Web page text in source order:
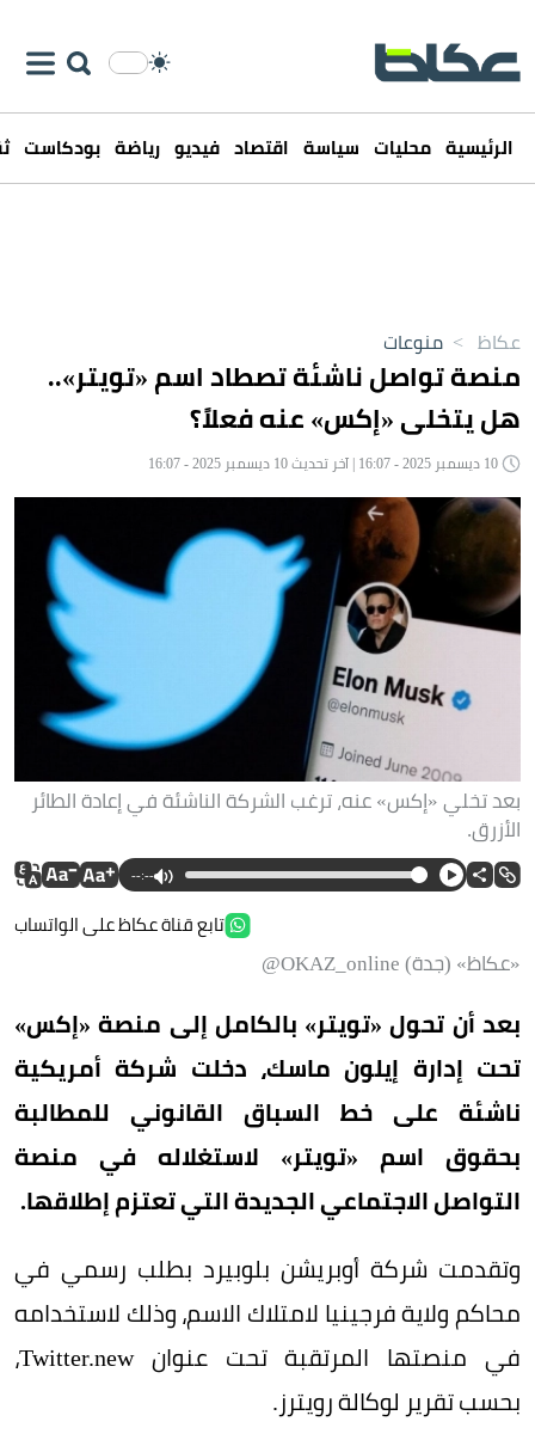
الرئيسية محليات سياسة اقتصاد فيديو رياضة بودكاست
عكاظ > منوعات
منصة تواصل ناشئة تصطاد اسم «تويتر»..
هل يتخلى «إكس» عنه فعلاً؟
بعد تخلي «إكس» عنه، ترغب الشركة الناشئة في إعادة الطائر
الأزرق.
--:--
تابع قناة عكاظ على الواتساب
«عكاظ» (جدة) OKAZ_online@
بعد أن تحول «تويتر» بالكامل إلى منصة «إكس»
تحت إدارة إيلون ماسك، دخلت شركة أمريكية
ناشئة على خط السباق القانوني للمطالبة
بحقوق اسم «تويتر» لاستغلاله في منصة
التواصل الاجتماعي الجديدة التي تعتزم إطلاقها.
وتقدمت شركة أوبريشن بلوبيرد بطلب رسمي في
محاكم ولاية فرجينيا لامتلاك الاسم، وذلك لاستخدامه
في منصتها المرتقبة تحت عنوان Twitter.new،
بحسب تقرير لوكالة رويترز.